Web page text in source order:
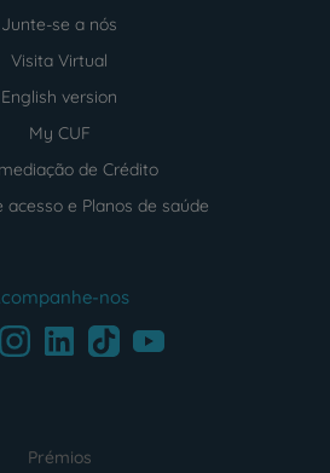
Junte-se a nós
Visita Virtual
English version
My CUF
de Crédito
acesso e Planos de saúde
nos
InstagramLinkedInTikTokYoutube
Prémios